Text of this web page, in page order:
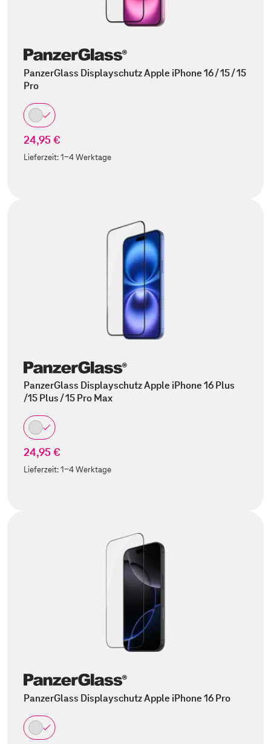
PanzerGlass Displayschutz Apple iPhone 16 / 15 / 15
Pro
24,95 €
Lieferzeit:1-4 Werktage
PanzerGlass Displayschutz Apple iPhone 16 Plus
/15 Plus / 15 Pro Max
24,95 €
Lieferzeit:1-4 Werktage
PanzerGlass Displayschutz Apple iPhone 16 Pro